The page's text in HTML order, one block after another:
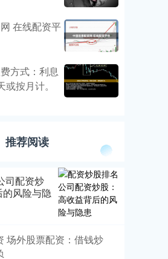
在线配资平
方式：利息
按月计。
推荐阅读
司配资炒
风险与隐
场外股票配资：借钱炒